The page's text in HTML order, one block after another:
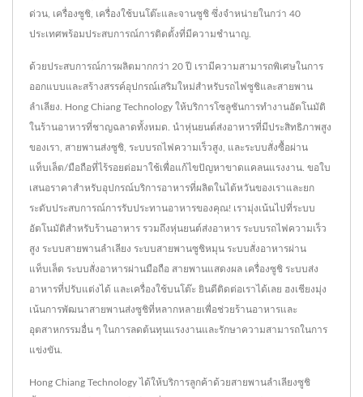
ด่วน, เครื่องซูชิ, เครื่องใช้บนโต๊ะและจานซูชิ ซึ่งจำหน่ายในกว่า 40
ประเทศพร้อมประสบการณ์การติดตั้งที่มีความชำนาญ.
ด้วยประสบการณ์การผลิตมากกว่า 20 ปี เรามีความสามารถพิเศษในการ
ออกแบบและสร้างสรรค์อุปกรณ์เสริมใหม่สำหรับรถไฟซูชิและสายพาน
ลำเลียง. Hong Chiang Technology ให้บริการโซลูชันการทำงานอัตโนมัติ
ในร้านอาหารที่ชาญฉลาดทั้งหมด. นำหุ่นยนต์ส่งอาหารที่มีประสิทธิภาพสูง
ของเรา, สายพานส่งซูชิ, ระบบรถไฟความเร็วสูง, และระบบสั่งซื้อผ่าน
แท็บเล็ต/มือถือที่ไร้รอยต่อมาใช้เพื่อแก้ไขปัญหาขาดแคลนแรงงาน. ขอใบ
เสนอราคาสำหรับอุปกรณ์บริการอาหารที่ผลิตในไต้หวันของเราและยก
ระดับประสบการณ์การรับประทานอาหารของคุณ! เรามุ่งเน้นไปที่ระบบ
อัตโนมัติสำหรับร้านอาหาร รวมถึงหุ่นยนต์ส่งอาหาร ระบบรถไฟความเร็ว
สูง ระบบสายพานลำเลียง ระบบสายพานซูชิหมุน ระบบสั่งอาหารผ่าน
แท็บเล็ต ระบบสั่งอาหารผ่านมือถือ สายพานแสดงผล เครื่องซูชิ ระบบส่ง
อาหารที่ปรับแต่งได้ และเครื่องใช้บนโต๊ะ ยินดีติดต่อเราได้เลย ฮงเชียงมุ่ง
เน้นการพัฒนาสายพานส่งซูชิที่หลากหลายเพื่อช่วยร้านอาหารและ
อุตสาหกรรมอื่น ๆ ในการลดต้นทุนแรงงานและรักษาความสามารถในการ
แข่งขัน.
Hong Chiang Technology ได้ให้บริการลูกค้าด้วยสายพานลำเลียงซูชิ